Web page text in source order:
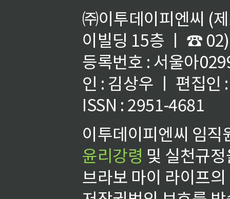
㈜이투데이피엔씨 (
이빌딩 15층 ㅣ ☎
등록번호 : 서울아
인 : 김상우 ㅣ 편집인
ISSN : 2951-4681
이투데이피엔씨 임
윤리강령 및 실천규
브라보 마이 라이프